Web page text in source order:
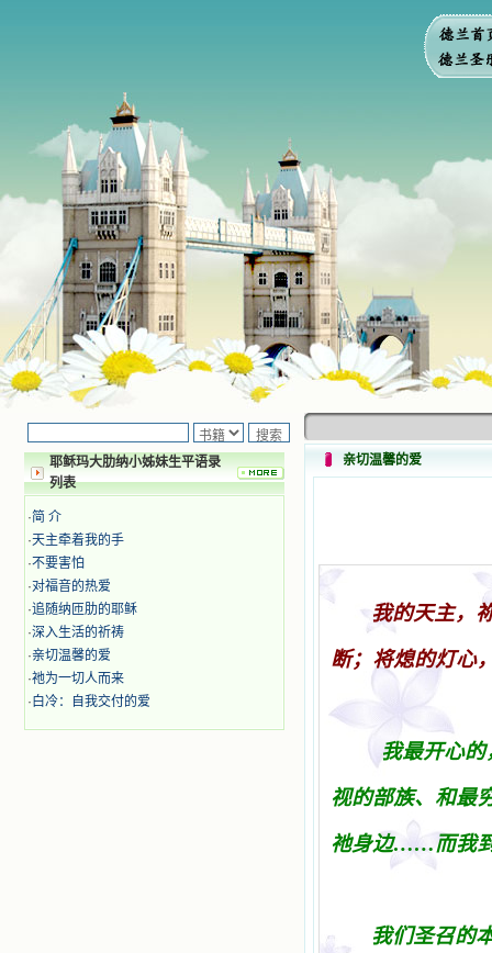
耶稣玛大肋纳小姊妹生平语录
列表
·简 介
·天主牵着我的手
·不要害怕
·对福音的热爱
·追随纳匝肋的耶稣
·深入生活的祈祷
·亲切温馨的爱
·祂为一切人而来
· 白冷：自我交付的爱
亲切温馨的爱
我的天主，
断； 将熄的灯心
我最开心
视的部族、和最
祂身边……而我
我们圣召的